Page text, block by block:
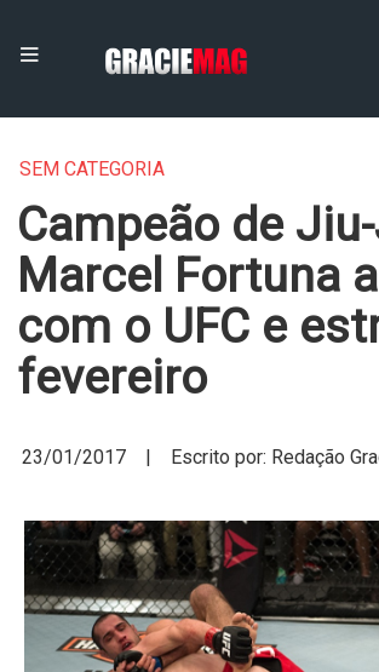
SEM CATEGORIA
Campeão de
Marcel Fortuna
com o UFC e
fevereiro
23/01/2017 | Escrito por: Redação